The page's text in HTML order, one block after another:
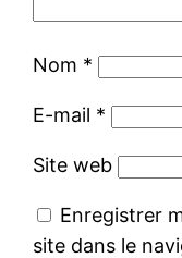
Nom *
E-mail *
Site web
Enregistrer
site dans le